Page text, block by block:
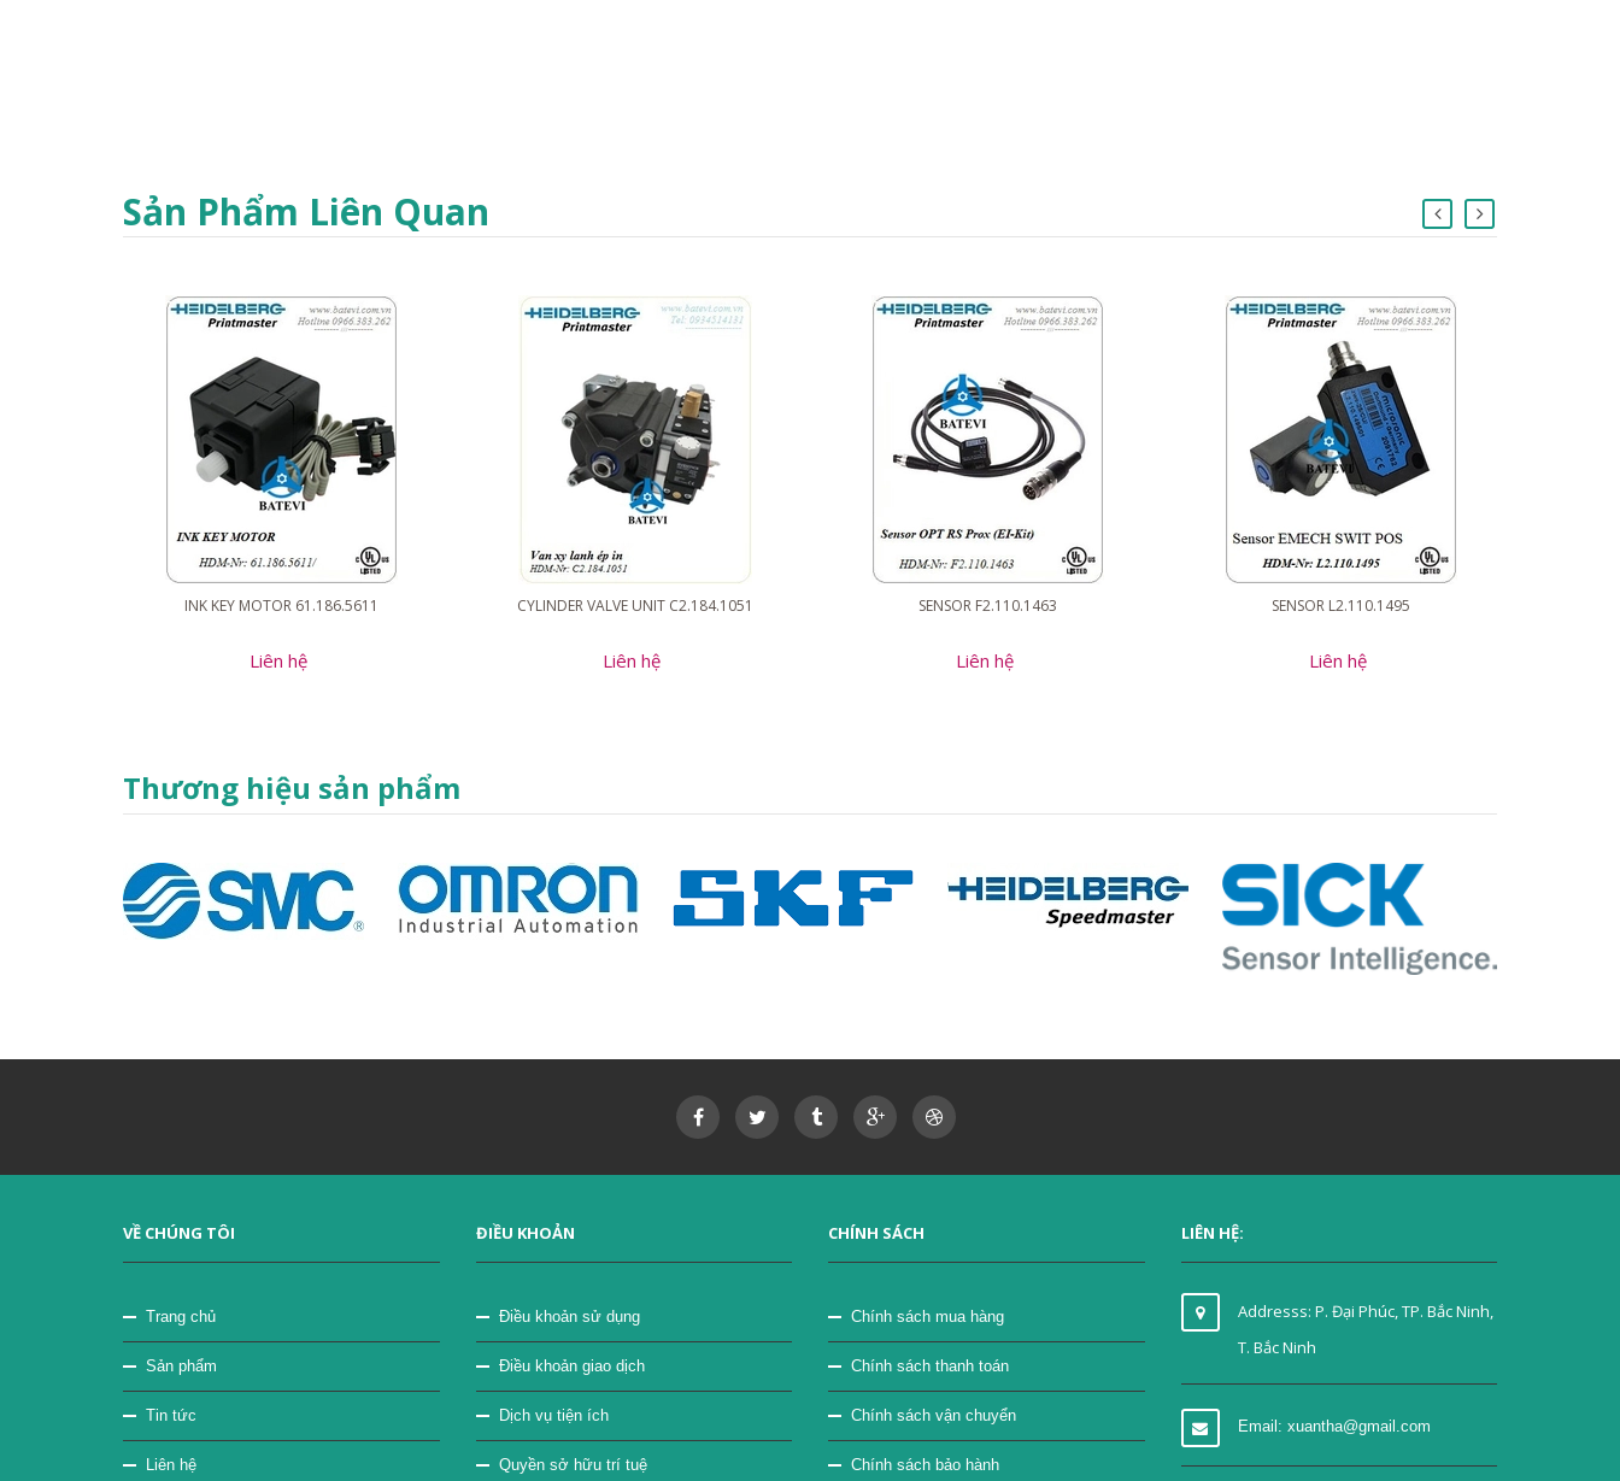
Sản Phẩm Liên Quan
INK KEY MOTOR 61.186.5611
Liên hệ
CYLINDER VALVE UNIT C2.184.1051
Liên hệ
SENSOR F2.110.1463
Liên hệ
SENSOR L2.110.1495
Liên hệ
Thương hiệu sản phẩm
VỀ CHÚNG TÔI
Trang chủ
Sản phẩm
Tin tức
Liên hệ
ĐIỀU KHOẢN
Điều khoản sử dụng
Điều khoản giao dịch
Dịch vụ tiện ích
Quyền sở hữu trí tuệ
CHÍNH SÁCH
Chính sách mua hàng
Chính sách thanh toán
Chính sách vận chuyển
Chính sách bảo hành
LIÊN HỆ:
Addresss: P. Đại Phúc, TP. Bắc Ninh,
T. Bắc Ninh
Email: xuantha@gmail.com